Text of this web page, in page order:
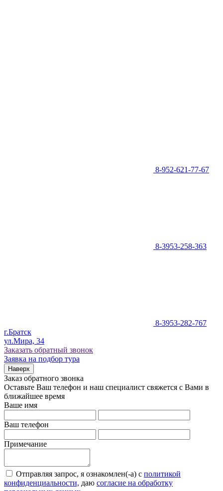
8-952-621-77-67
8-3953-258-363
8-3953-282-767
г.Братск
ул.Мира, 34
Заказать обратный звонок
Заявка на подбор тура
Наверх
Заказ обратного звонка
Оставьте Ваш телефон и наш специалист свяжется с Вами в
ближайшее время
Ваше имя
Ваш телефон
Примечание
Отправляя запрос, я ознакомлен(-а) с политикой
конфиденциальности, даю согласие на обработку